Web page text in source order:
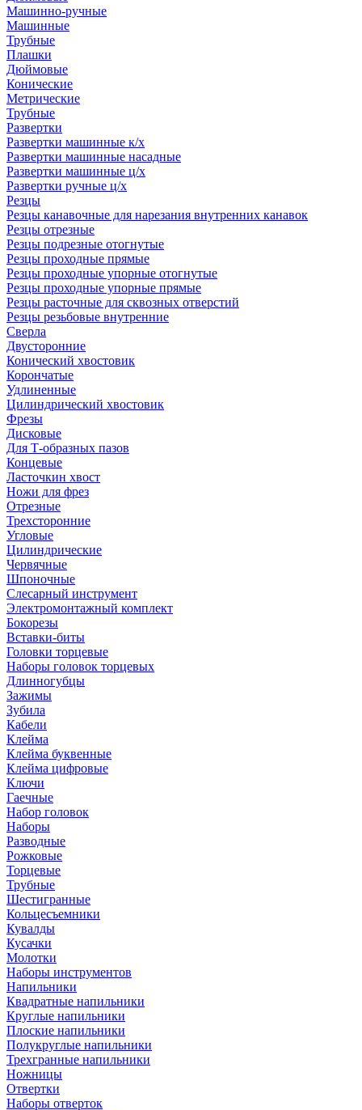
Машинно-ручные
Машинные
Трубные
Плашки
Дюймовые
Конические
Метрические
Трубные
Развертки
Развертки машинные к/х
Развертки машинные насадные
Развертки машинные ц/х
Развертки ручные ц/х
Резцы
Резцы канавочные для нарезания внутренних канавок
Резцы отрезные
Резцы подрезные отогнутые
Резцы проходные прямые
Резцы проходные упорные отогнутые
Резцы проходные упорные прямые
Резцы расточные для сквозных отверстий
Резцы резьбовые внутренние
Сверла
Двусторонние
Конический хвостовик
Корончатые
Удлиненные
Цилиндрический хвостовик
Фрезы
Дисковые
Для Т-образных пазов
Концевые
Ласточкин хвост
Ножи для фрез
Отрезные
Трехсторонние
Угловые
Цилиндрические
Червячные
Шпоночные
Слесарный инструмент
Электромонтажный комплект
Бокорезы
Вставки-биты
Головки торцевые
Наборы головок торцевых
Длинногубцы
Зажимы
Зубила
Кабели
Клейма
Клейма буквенные
Клейма цифровые
Ключи
Гаечные
Набор головок
Наборы
Разводные
Рожковые
Торцевые
Трубные
Шестигранные
Кольцесъемники
Кувалды
Кусачки
Молотки
Наборы инструментов
Напильники
Квадратные напильники
Круглые напильники
Плоские напильники
Полукруглые напильники
Трехгранные напильники
Ножницы
Отвертки
Наборы отверток